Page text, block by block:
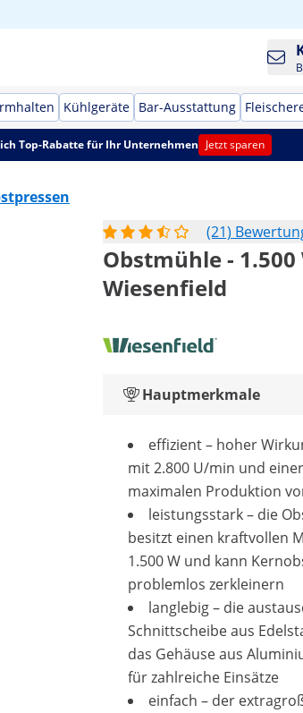
Kühlgeräte Bar-Ausstattung
Top-Rabatte für Ihr Unternehmen Jetzt sparen
(21)
Obstmühle -
Wiesenfield
Hauptmerkmale
effizient – hoher
mit 2.800 U/min und einer
maximalen Produktion
leistungsstark – die
besitzt einen kraftvollen
1.500 W und kann
problemlos zerkleinern
langlebig – die
Schnittscheibe aus
das Gehäuse aus
für zahlreiche Einsätze
einfach – der